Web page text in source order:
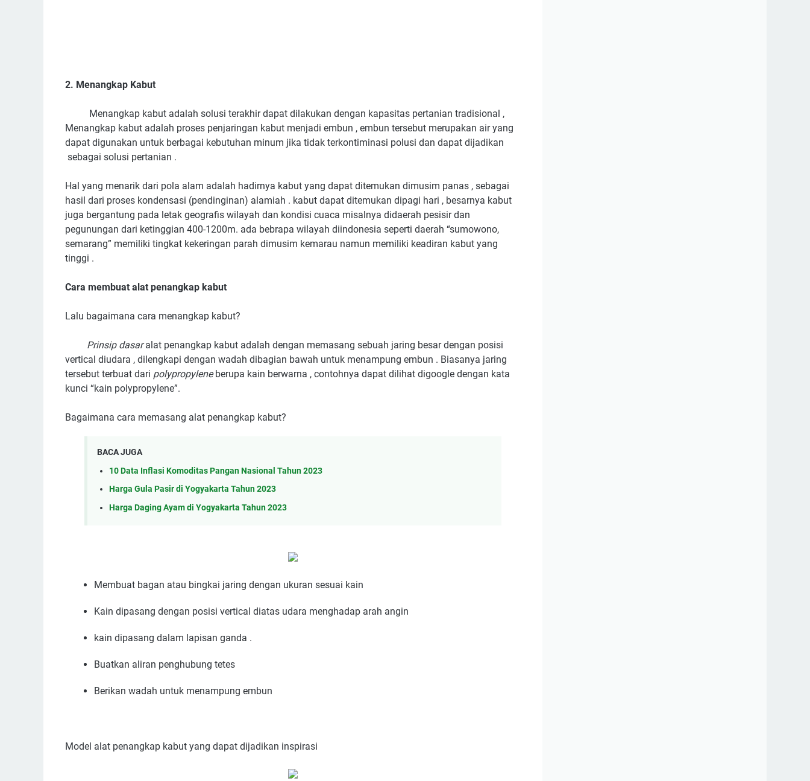
2. Menangkap Kabut
Menangkap kabut adalah solusi terakhir dapat dilakukan dengan kapasitas pertanian tradisional ,
Menangkap kabut adalah proses penjaringan kabut menjadi embun , embun tersebut merupakan air yang
dapat digunakan untuk berbagai kebutuhan minum jika tidak terkontiminasi polusi dan dapat dijadikan
sebagai solusi pertanian .
Hal yang menarik dari pola alam adalah hadirnya kabut yang dapat ditemukan dimusim panas , sebagai
hasil dari proses kondensasi (pendinginan) alamiah . kabut dapat ditemukan dipagi hari , besarnya kabut
juga bergantung pada letak geografis wilayah dan kondisi cuaca misalnya didaerah pesisir dan
pegunungan dari ketinggian 400-1200m. ada bebrapa wilayah diindonesia seperti daerah “sumowono,
semarang” memiliki tingkat kekeringan parah dimusim kemarau namun memiliki keadiran kabut yang
tinggi .
Cara membuat alat penangkap kabut
Lalu bagaimana cara menangkap kabut?
Prinsip dasaralat penangkap kabut adalah dengan memasang sebuah jaring besar dengan posisi
vertical diudara , dilengkapi dengan wadah dibagian bawah untuk menampung embun . Biasanya jaring
tersebut terbuat dari polypropyleneberupa kain berwarna , contohnya dapat dilihat digoogle dengan kata
kunci “kain polypropylene”.
Bagaimana cara memasang alat penangkap kabut?
BACA JUGA
10 Data Inflasi Komoditas Pangan Nasional Tahun 2023
Harga Gula Pasir di Yogyakarta Tahun 2023
Harga Daging Ayam di Yogyakarta Tahun 2023
Membuat bagan atau bingkai jaring dengan ukuran sesuai kain
Kain dipasang dengan posisi vertical diatas udara menghadap arah angin
kain dipasang dalam lapisan ganda .
Buatkan aliran penghubung tetes
Berikan wadah untuk menampung embun
Model alat penangkap kabut yang dapat dijadikan inspirasi